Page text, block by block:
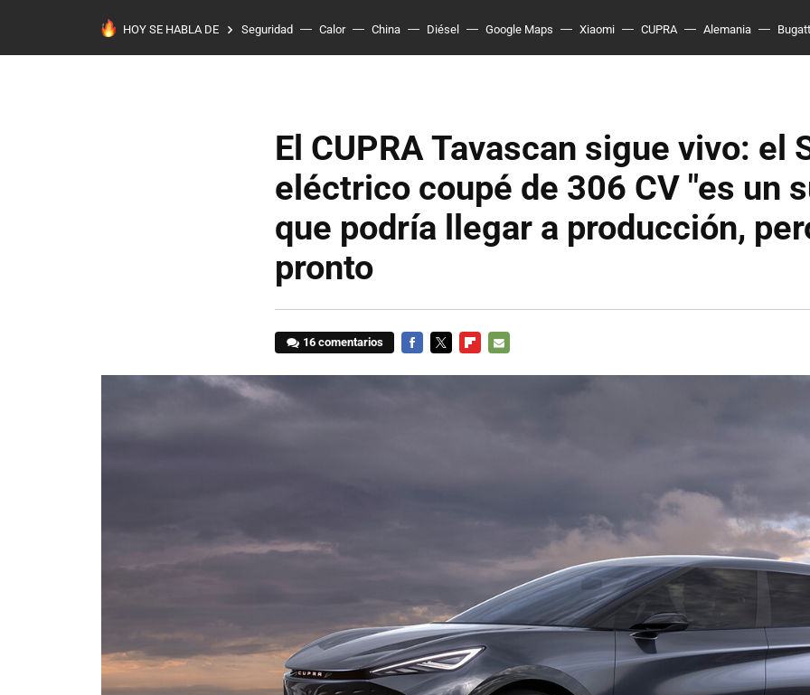
HOY SE HABLA DE Seguridad Calor China Diésel Google Maps Xiaomi CUPRA Alemania
El CUPRA Tavascan sigue vivo: el
eléctrico coupé de 306 CV "es un
que podría llegar a producción,
pronto
16 comentarios